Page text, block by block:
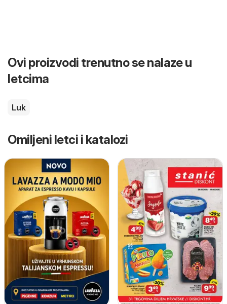
Ovi proizvodi trenutno se nalaze u
letcima
Luk
Omiljeni letci i katalozi